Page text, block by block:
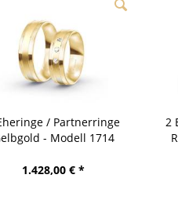
/ Partnerringe
- Modell 1714
1.428,00 € *
2